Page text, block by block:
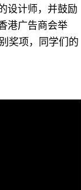
设计师，并鼓励
港广告商会举
奖项，同学们的